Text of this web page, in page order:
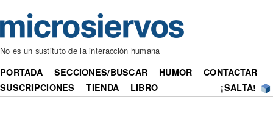
No es un sustituto de la interacción humana
PORTADA SECCIONES/BUSCAR HUMOR
CONTACTAR
SUSCRIPCIONES
TIENDA LIBRO ¡SALTA!